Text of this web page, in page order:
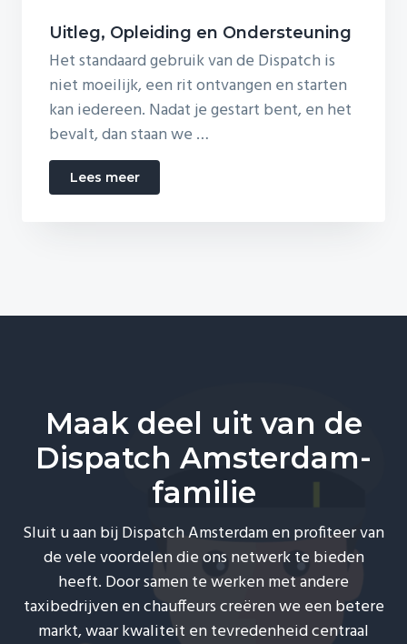
Uitleg, Opleiding en Ondersteuning
Het standaard gebruik van de Dispatch is
niet moeilijk, een rit ontvangen en starten
kan iedereen. Nadat je gestart bent, en het
bevalt, dan staan we …
Lees meerabout
Uitleg,
Maak deel uit van de
Dispatch Amsterdam-
familie
Sluit u aan bij Dispatch Amsterdam en profiteer van
de vele voordelen die ons netwerk te bieden
heeft. Door samen te werken met andere
taxibedrijven en chauffeurs creëren we een betere
markt, waar kwaliteit en tevredenheid centraal